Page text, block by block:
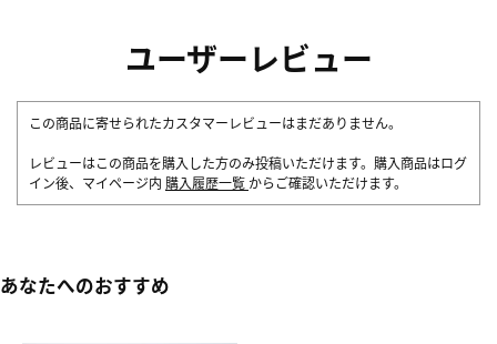
ユーザーレビュー
この商品に寄せられたカスタマーレビューはまだありません。
レビューはこの商品を購入した方のみ投稿いただけます。購入商品はログ
イン後、マイページ内 購入履歴一覧 からご確認いただけます。
あなたへのおすすめ